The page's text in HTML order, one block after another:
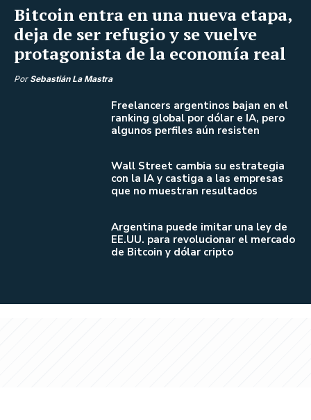
Bitcoin entra en una nueva etapa,
deja de ser refugio y se vuelve
protagonista de la economía real
Por Sebastián La Mastra
Freelancers argentinos bajan en el
ranking global por dólar e IA, pero
algunos perfiles aún resisten
Wall Street cambia su estrategia
con la IA y castiga a las empresas
que no muestran resultados
Argentina puede imitar una ley de
EE.UU. para revolucionar el mercado
de Bitcoin y dólar cripto